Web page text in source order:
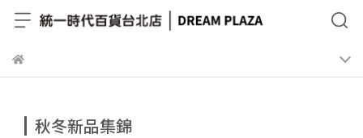
秋冬新品集錦